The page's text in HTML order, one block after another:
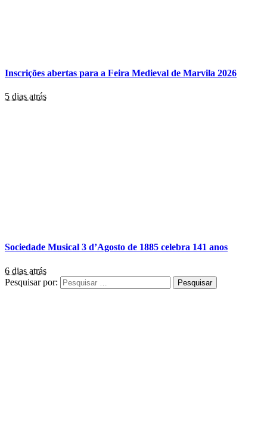
Inscrições abertas para a Feira Medieval de Marvila 2026
5 dias atrás
Sociedade Musical 3 d’Agosto de 1885 celebra 141 anos
6 dias atrás
Pesquisar por: